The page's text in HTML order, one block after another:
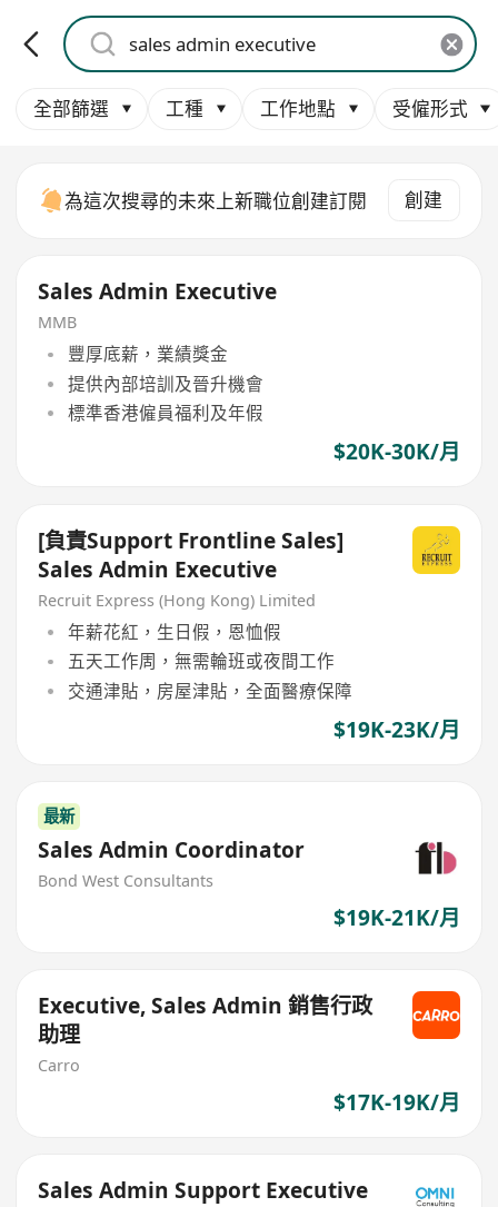
全部篩選 工種 工作地點 受僱形式
為這次搜尋的未來上新職位創建訂閱 創建
Sales Admin Executive
MMB
豐厚底薪，業績獎金
提供內部培訓及晉升機會
標準香港僱員福利及年假
$20K-30K/月
[負責Support Frontline Sales]
Sales Admin Executive
Recruit Express (Hong Kong) Limited
年薪花紅，生日假，恩恤假
五天工作周，無需輪班或夜間工作
交通津貼，房屋津貼，全面醫療保障
$19K-23K/月
最新
Sales Admin Coordinator
Bond West Consultants
$19K-21K/月
Executive, Sales Admin 銷售行政
助理
Carro
$17K-19K/月
Sales Admin Support Executive